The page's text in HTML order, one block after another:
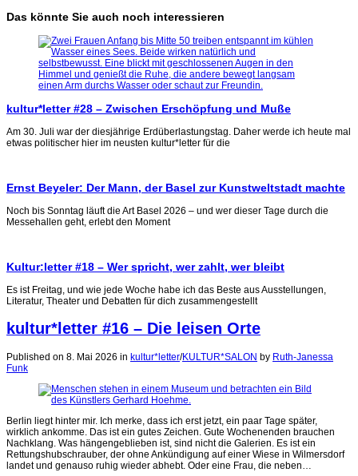
Das könnte Sie auch noch interessieren
kultur*letter #28 – Zwischen Erschöpfung und Muße
Am 30. Juli war der diesjährige Erdüberlastungstag. Daher werde ich heute mal
etwas politischer hier im neusten kultur*letter für die
Ernst Beyeler: Der Mann, der Basel zur Kunstweltstadt machte
Noch bis Sonntag läuft die Art Basel 2026 – und wer dieser Tage durch die
Messehallen geht, erlebt den Moment
Kultur:letter #18 – Wer spricht, wer zahlt, wer bleibt
Es ist Freitag, und wie jede Woche habe ich das Beste aus Ausstellungen,
Literatur, Theater und Debatten für dich zusammengestellt
kultur*letter #16 – Die leisen Orte
Published on 8. Mai 2026 in kultur*letter/KULTUR*SALON by Ruth-Janessa
Funk
Berlin liegt hinter mir. Ich merke, dass ich erst jetzt, ein paar Tage später,
wirklich ankomme. Das ist ein gutes Zeichen. Gute Wochenenden brauchen
Nachklang. Was hängengeblieben ist, sind nicht die Galerien. Es ist ein
Rettungshubschrauber, der ohne Ankündigung auf einer Wiese in Wilmersdorf
landet und genauso ruhig wieder abhebt. Oder eine Frau, die neben…